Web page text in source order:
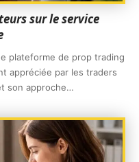
sur le service
plateforme de prop trading
appréciée par les traders
son approche…